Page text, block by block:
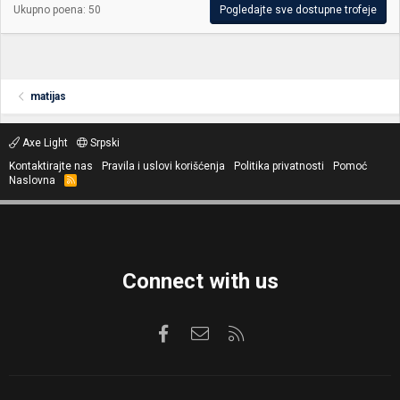
Ukupno poena: 50 Pogledajte sve dostupne trofeje
matijas
Axe Light
Srpski
Kontaktirajte nas
Pravila i uslovi korišćenja Politika privatnosti
Pomoć
Naslovna
R
S
Connect with us
FacebookKontaktirajte nas